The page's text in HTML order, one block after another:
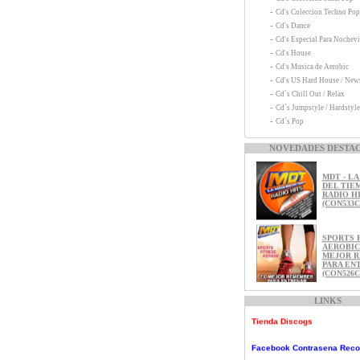
- Cd's Coleccion Techno Pop
- Cd's Dance
- Cd's Especial Para
- Cd's House
- Cd's Musica de Aerobic
- Cd's US Hard House /
- Cd´s Chill Out / Relax
- Cd´s Jumpstyle / Hardstyle
- Cd´s Pop
NOVEDADES
DEL
RADIO
MEJOR
PARA
MDT - EL
LINKS
Contraseña Records
Myspace Contraseña
Canal Youtube Contrasena